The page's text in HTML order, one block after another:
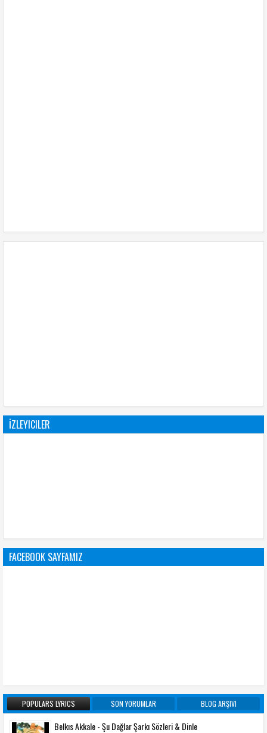
İZLEYICILER
FACEBOOK SAYFAMIZ
POPULARS LYRICS SON YORUMLAR BLOG ARŞIVI
Belkıs Akkale - Şu Dağlar Şarkı Sözleri & Dinle